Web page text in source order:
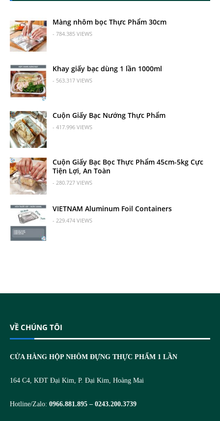
Màng nhôm bọc Thực Phẩm 30cm
- 784.385 VIEWS
Khay giấy bạc dùng 1 lần 1000ml
- 563.317 VIEWS
Cuộn Giấy Bạc Nướng Thực Phẩm
- 417.996 VIEWS
Cuộn Giấy Bạc Bọc Thực Phẩm 45cm-5kg Cực
Tiện Lợi, An Toàn
- 280.727 VIEWS
VIETNAM Aluminum Foil Containers
- 229.474 VIEWS
VỀ CHÚNG TÔI
CỬA HÀNG HỘP NHÔM ĐỰNG THỰC PHẨM 1 LẦN
164 C4, KĐT Đại Kim, P. Đại Kim, Hoàng Mai
Hotline/Zalo: 0966.881.895 – 0243.200.3739